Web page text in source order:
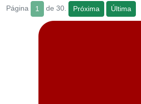
Página 1 de 30. Próxima Última